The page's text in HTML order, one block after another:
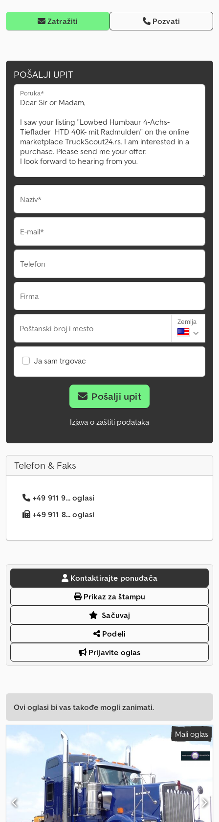
Zatražiti Pozvati
POŠALJI UPIT
Poruka*
Naziv*
E-mail*
Telefon
Firma
Poštanski broj i mesto
Zemlja
Ja sam trgovac
Pošalji upit
Izjava o zaštiti podataka
Telefon & Faks
+49 911 9... oglasi
+49 911 8... oglasi
Kontaktirajte ponuđača
Prikaz za štampu
Sačuvaj
Podeli
Prijavite oglas
Ovi oglasi bi vas takođe mogli zanimati.
Mali oglas